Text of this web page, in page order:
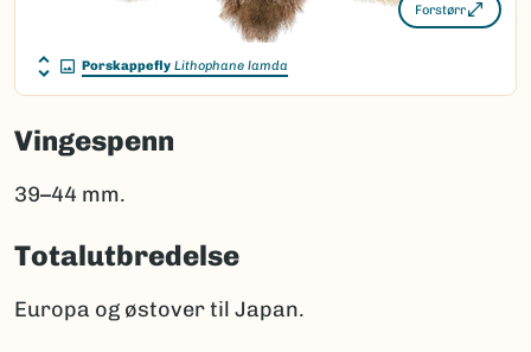
Forstørr
Porskappefly Lithophane lamda
Vingespenn
39–44 mm.
Totalutbredelse
Europa og østover til Japan.